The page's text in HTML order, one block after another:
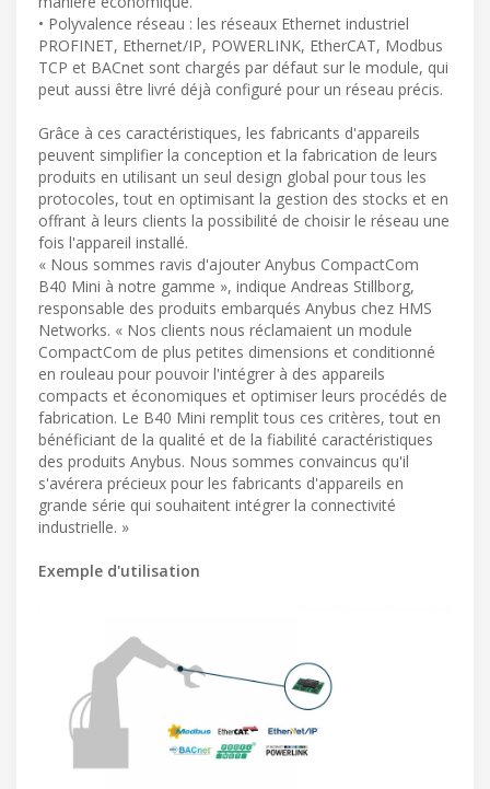
• Polyvalence réseau : les réseaux Ethernet industriel
PROFINET, Ethernet/IP, POWERLINK, EtherCAT, Modbus
TCP et BACnet sont chargés par défaut sur le module, qui
peut aussi être livré déjà configuré pour un réseau précis.
Grâce à ces caractéristiques, les fabricants d'appareils
peuvent simplifier la conception et la fabrication de leurs
produits en utilisant un seul design global pour tous les
protocoles, tout en optimisant la gestion des stocks et en
offrant à leurs clients la possibilité de choisir le réseau une
fois l'appareil installé.
« Nous sommes ravis d'ajouter Anybus CompactCom
B40 Mini à notre gamme », indique Andreas Stillborg,
responsable des produits embarqués Anybus chez HMS
Networks. « Nos clients nous réclamaient un module
CompactCom de plus petites dimensions et conditionné
en rouleau pour pouvoir l'intégrer à des appareils
compacts et économiques et optimiser leurs procédés de
fabrication. Le B40 Mini remplit tous ces critères, tout en
bénéficiant de la qualité et de la fiabilité caractéristiques
des produits Anybus. Nous sommes convaincus qu'il
s'avérera précieux pour les fabricants d'appareils en
grande série qui souhaitent intégrer la connectivité
industrielle. »
Exemple d'utilisation